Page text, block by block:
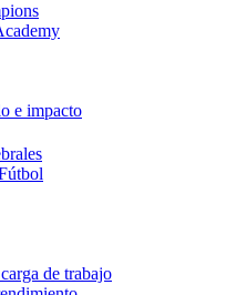
e impacto
de trabajo